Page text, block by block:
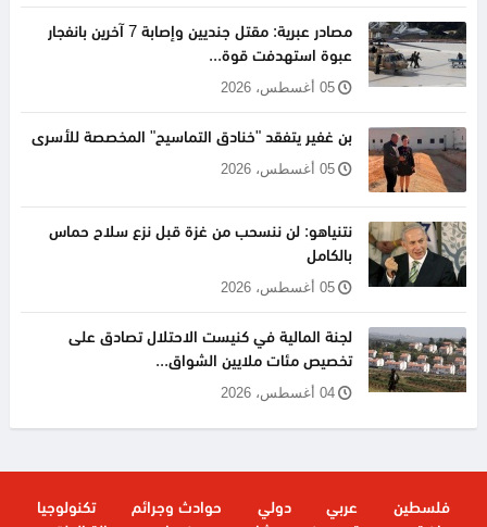
مصادر عبرية: مقتل جنديين وإصابة 7 آخرين بانفجار
عبوة استهدفت قوة...
05 أغسطس، 2026
بن غفير يتفقد "خنادق التماسيح" المخصصة للأسرى
05 أغسطس، 2026
نتنياهو: لن ننسحب من غزة قبل نزع سلاح حماس
بالكامل
05 أغسطس، 2026
لجنة المالية في كنيست الاحتلال تصادق على
تخصيص مئات ملايين الشواق...
04 أغسطس، 2026
فلسطين عربي دولي حوادث وجرائم
تكنولوجيا